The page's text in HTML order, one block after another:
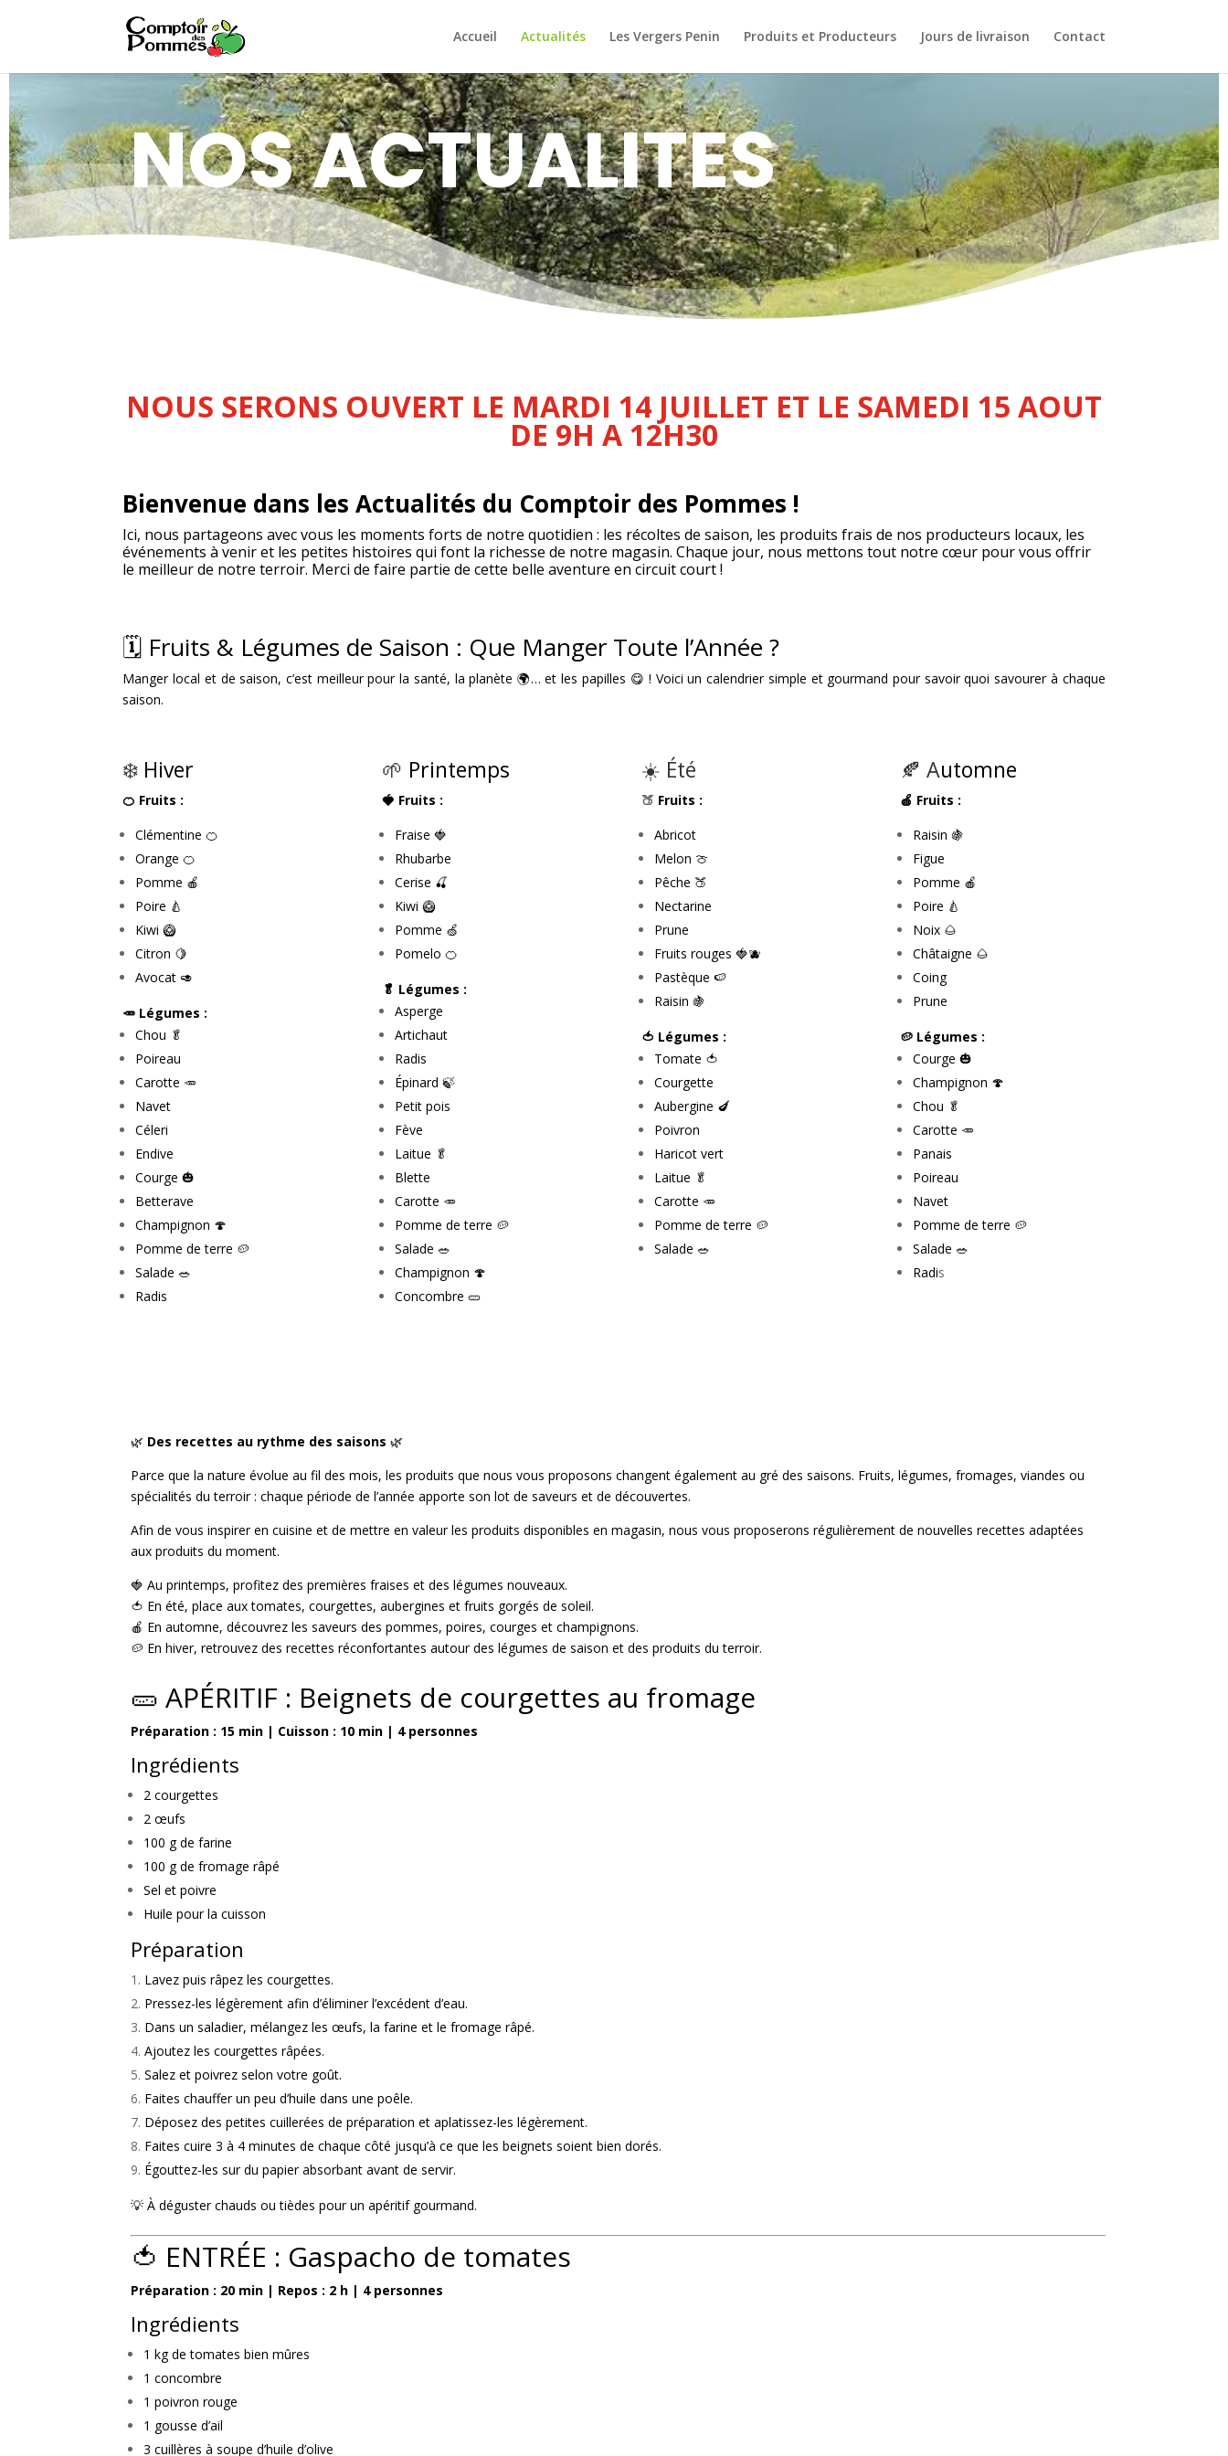
Accueil Actualités Les Vergers Penin Produits et Producteurs Jours de livraison Contact
NOS ACTUALITES
NOUS SERONS OUVERT LE MARDI 14 JUILLET ET LE SAMEDI 15 AOUT
DE 9H A 12H30
Bienvenue dans les Actualités du Comptoir des Pommes !
Ici, nous partageons avec vous les moments forts de notre quotidien : les récoltes de saison, les produits frais de nos producteurs locaux, les
événements à venir et les petites histoires qui font la richesse de notre magasin. Chaque jour, nous mettons tout notre cœur pour vous offrir
le meilleur de notre terroir. Merci de faire partie de cette belle aventure en circuit court !
🗓️ Fruits & Légumes de Saison : Que Manger Toute l’Année ?
Manger local et de saison, c’est meilleur pour la santé, la planète 🌍… et les papilles 😋 ! Voici un calendrier simple et gourmand pour savoir quoi savourer à chaque
saison.
❄️ Hiver
🍊 Fruits :
Clémentine 🍊
Orange 🍊
Pomme 🍎
Poire 🍐
Kiwi 🥝
Citron 🍋
Avocat 🥑
🥕 Légumes :
Chou 🥬
Poireau
Carotte 🥕
Navet
Céleri
Endive
Courge 🎃
Betterave
Champignon 🍄
Pomme de terre 🥔
Salade 🥗
Radis
🌱 Printemps
🍓 Fruits :
Fraise 🍓
Rhubarbe
Cerise 🍒
Kiwi 🥝
Pomme 🍏
Pomelo 🍊
🥬 Légumes :
Asperge
Artichaut
Radis
Épinard 🍃
Petit pois
Fève
Laitue 🥬
Blette
Carotte 🥕
Pomme de terre 🥔
Salade 🥗
Champignon 🍄
Concombre 🥒
☀️ Été
🍑 Fruits :
Abricot
Melon 🍈
Pêche 🍑
Nectarine
Prune
Fruits rouges 🍓🫐
Pastèque 🍉
Raisin 🍇
🍅 Légumes :
Tomate 🍅
Courgette
Aubergine 🍆
Poivron
Haricot vert
Laitue 🥬
Carotte 🥕
Pomme de terre 🥔
Salade 🥗
🍂 Automne
🍎 Fruits :
Raisin 🍇
Figue
Pomme 🍎
Poire 🍐
Noix 🌰
Châtaigne 🌰
Coing
Prune
🥔 Légumes :
Courge 🎃
Champignon 🍄
Chou 🥬
Carotte 🥕
Panais
Poireau
Navet
Pomme de terre 🥔
Salade 🥗
Radis
🌿 Des recettes au rythme des saisons 🌿
Parce que la nature évolue au fil des mois, les produits que nous vous proposons changent également au gré des saisons. Fruits, légumes, fromages, viandes ou
spécialités du terroir : chaque période de l’année apporte son lot de saveurs et de découvertes.
Afin de vous inspirer en cuisine et de mettre en valeur les produits disponibles en magasin, nous vous proposerons régulièrement de nouvelles recettes adaptées
aux produits du moment.
🍓 Au printemps, profitez des premières fraises et des légumes nouveaux.
🍅 En été, place aux tomates, courgettes, aubergines et fruits gorgés de soleil.
🍎 En automne, découvrez les saveurs des pommes, poires, courges et champignons.
🥔 En hiver, retrouvez des recettes réconfortantes autour des légumes de saison et des produits du terroir.
🥒 APÉRITIF : Beignets de courgettes au fromage
Préparation : 15 min | Cuisson : 10 min | 4 personnes
Ingrédients
2 courgettes
2 œufs
100 g de farine
100 g de fromage râpé
Sel et poivre
Huile pour la cuisson
Préparation
Lavez puis râpez les courgettes.
Pressez-les légèrement afin d’éliminer l’excédent d’eau.
Dans un saladier, mélangez les œufs, la farine et le fromage râpé.
Ajoutez les courgettes râpées.
Salez et poivrez selon votre goût.
Faites chauffer un peu d’huile dans une poêle.
Déposez des petites cuillerées de préparation et aplatissez-les légèrement.
Faites cuire 3 à 4 minutes de chaque côté jusqu’à ce que les beignets soient bien dorés.
Égouttez-les sur du papier absorbant avant de servir.
💡 À déguster chauds ou tièdes pour un apéritif gourmand.
🍅 ENTRÉE : Gaspacho de tomates
Préparation : 20 min | Repos : 2 h | 4 personnes
Ingrédients
1 kg de tomates bien mûres
1 concombre
1 poivron rouge
1 gousse d’ail
3 cuillères à soupe d’huile d’olive